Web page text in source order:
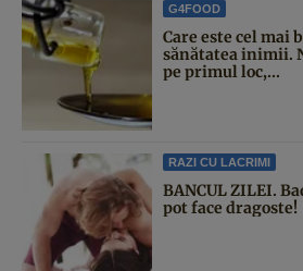
G4FOOD
Care este cel mai
sănătatea
pe primul loc,...
RAZI CU LACRIMI
BANCUL ZILEI.
pot face dragoste!